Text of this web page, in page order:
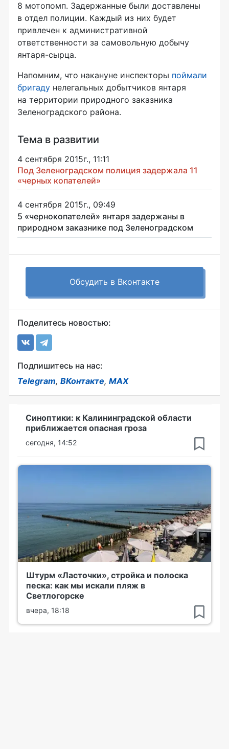
8 мотопомп. Задержанные были доставлены
в отдел полиции. Каждый из них будет
привлечен к административной
ответственности за самовольную добычу
янтаря-сырца.
Напомним, что накануне инспекторы поймали
бригаду нелегальных добытчиков янтаря
на территории природного заказника
Зеленоградского района.
Тема в развитии
4 сентября 2015г., 11:11
Под Зеленоградском полиция задержала 11
«черных копателей»
4 сентября 2015г., 09:49
5 «чернокопателей» янтаря задержаны в
природном заказнике под Зеленоградском
Обсудить в Вконтакте
Поделитесь новостью:
Подпишитесь на нас:
Telegram, ВКонтакте, MAX
Синоптики: к Калининградской области
приближается опасная гроза
сегодня, 14:52
Штурм «Ласточки», стройка и полоска
песка: как мы искали пляж в
Светлогорске
вчера, 18:18